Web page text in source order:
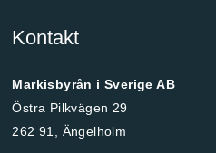
Kontakt
Markisbyrån i Sverige AB
Östra Pilkvägen 29
262 91, Ängelholm